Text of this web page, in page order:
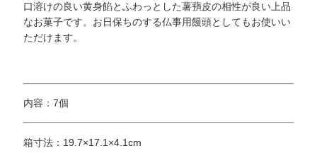
口溶けの良い黄身餡とふわっとした薯蕷皮の相性が良い上品
なお菓子です。お日保ちのする仏事用饅頭としてもお使いい
ただけます。
内容：7個
箱寸法：19.7×17.1×4.1cm